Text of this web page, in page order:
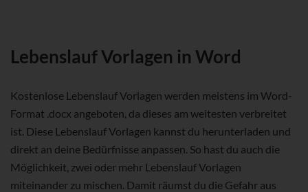
Lebenslauf Vorlagen in Word
Kostenlose Lebenslauf Vorlagen werden meistens im Word-
Format .docx angeboten, da dieses am weitesten verbreitet
ist. Diese Lebenslauf Vorlagen kannst du herunterladen und
direkt an deine Bedürfnisse anpassen. So hast du auch die
Möglichkeit, zwei oder mehr Lebenslauf Vorlagen
miteinander zu mischen. Damit räumst du die Gefahr aus